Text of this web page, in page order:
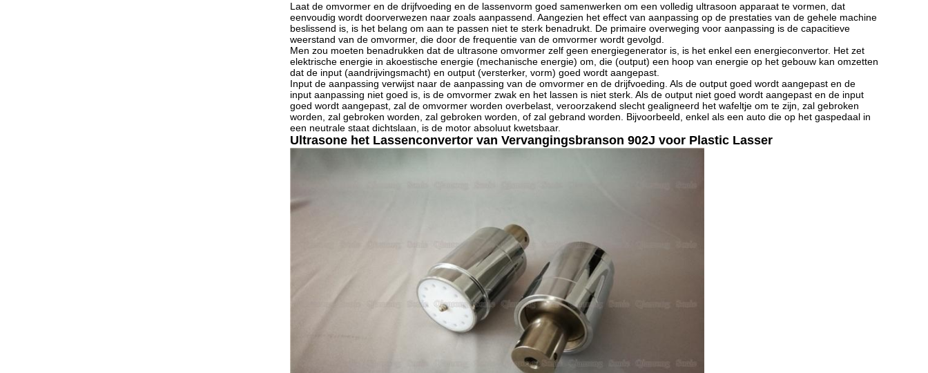
Laat de omvormer en de drijfvoeding en de lassenvorm goed samenwerken om een volledig ultrasoon apparaat te vormen, dat
eenvoudig wordt doorverwezen naar zoals aanpassend. Aangezien het effect van aanpassing op de prestaties van de gehele machine
beslissend is, is het belang om aan te passen niet te sterk benadrukt. De primaire overweging voor aanpassing is de capacitieve
weerstand van de omvormer, die door de frequentie van de omvormer wordt gevolgd.
Men zou moeten benadrukken dat de ultrasone omvormer zelf geen energiegenerator is, is het enkel een energieconvertor. Het zet
elektrische energie in akoestische energie (mechanische energie) om, die (output) een hoop van energie op het gebouw kan omzetten
dat de input (aandrijvingsmacht) en output (versterker, vorm) goed wordt aangepast.
Input de aanpassing verwijst naar de aanpassing van de omvormer en de drijfvoeding. Als de output goed wordt aangepast en de
input aanpassing niet goed is, is de omvormer zwak en het lassen is niet sterk. Als de output niet goed wordt aangepast en de input
goed wordt aangepast, zal de omvormer worden overbelast, veroorzakend slecht gealigneerd het wafeltje om te zijn, zal gebroken
worden, zal gebroken worden, zal gebroken worden, of zal gebrand worden. Bijvoorbeeld, enkel als een auto die op het gaspedaal in
een neutrale staat dichtslaan, is de motor absoluut kwetsbaar.
Ultrasone het Lassenconvertor van Vervangingsbranson 902J voor Plastic Lasser